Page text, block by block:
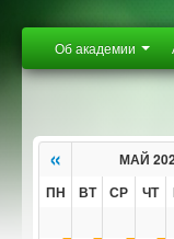
Об академии
« МАЙ
ПН ВТ СР ЧТ